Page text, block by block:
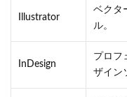
Illustrator
ベクタ
ル。
InDesign
プロフ
ザイン